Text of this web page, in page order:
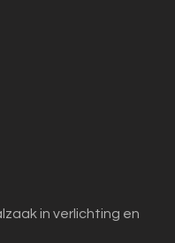
in verlichting en